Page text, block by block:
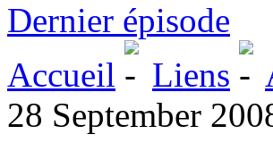
Dernier épisode
Accueil
Liens
28 September